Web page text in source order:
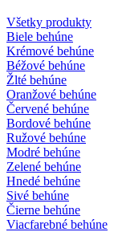
Všetky produkty
Biele behúne
Krémové behúne
Béžové behúne
Žlté behúne
Oranžové behúne
Červené behúne
Bordové behúne
Ružové behúne
Modré behúne
Zelené behúne
Hnedé behúne
Sivé behúne
Čierne behúne
Viacfarebné behúne